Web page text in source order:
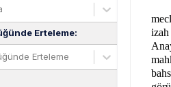
Erteleme:
Erteleme